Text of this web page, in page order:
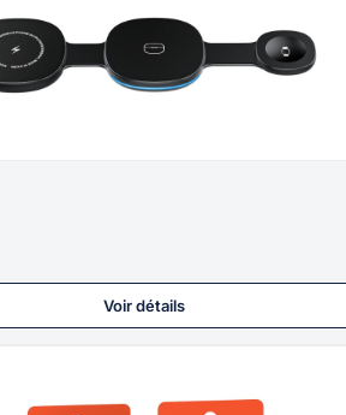
Voir détails